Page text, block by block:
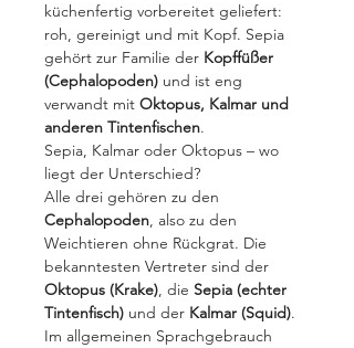
küchenfertig vorbereitet geliefert:
roh, gereinigt und mit Kopf. Sepia
gehört zur Familie der Kopffüßer
(Cephalopoden) und ist eng
verwandt mit Oktopus, Kalmar und
anderen Tintenfischen.
Sepia, Kalmar oder Oktopus – wo
liegt der Unterschied?
Alle drei gehören zu den
Cephalopoden, also zu den
Weichtieren ohne Rückgrat. Die
bekanntesten Vertreter sind der
Oktopus (Krake), die Sepia (echter
Tintenfisch) und der Kalmar (Squid).
Im allgemeinen Sprachgebrauch